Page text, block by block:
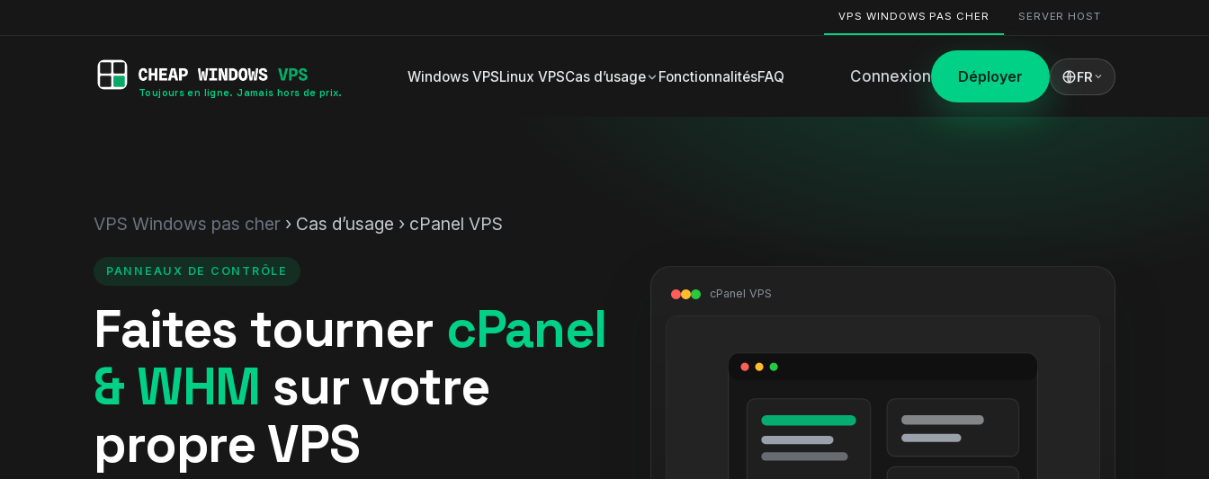
VPS WINDOWS PAS CHER SERVER HOST
Toujours en ligne. Jamais hors de prix.
Windows VPSLinux VPSCas d’usage FonctionnalitésFAQ Connexion Déployer FR
VPS Windows pas cher › Cas d’usage › cPanel VPS
PANNEAUX DE CONTRÔLE
Faites tourner cPanel
& WHM sur votre
propre VPS
cPanel VPS